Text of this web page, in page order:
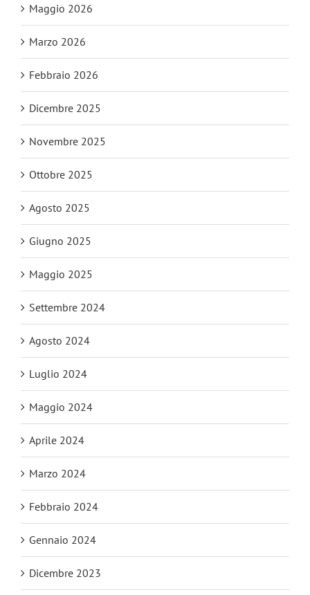
Maggio 2026
Marzo 2026
Febbraio 2026
Dicembre 2025
Novembre 2025
Ottobre 2025
Agosto 2025
Giugno 2025
Maggio 2025
Settembre 2024
Agosto 2024
Luglio 2024
Maggio 2024
Aprile 2024
Marzo 2024
Febbraio 2024
Gennaio 2024
Dicembre 2023